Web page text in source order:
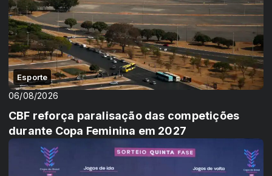
Esporte
06/08/2026
CBF reforça paralisação das competições
durante Copa Feminina em 2027